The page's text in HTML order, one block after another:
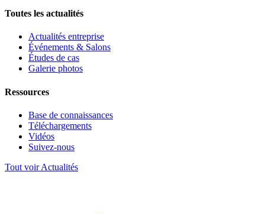
Toutes les actualités
Actualités entreprise
Événements & Salons
Études de cas
Galerie photos
Ressources
Base de connaissances
Téléchargements
Vidéos
Suivez-nous
Tout voir Actualités